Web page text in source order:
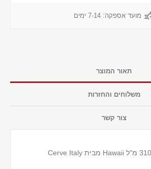
מועד אספקה: 7-14 ימים
תאור המוצר
משלוחים והחזרות
צור קשר